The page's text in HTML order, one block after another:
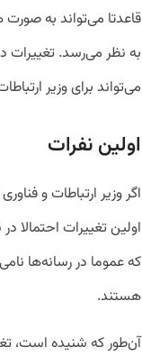
قاعدتا می‌تواند به
به نظر می‌رسد. تغییرات
می‌تواند برای وزیر ارتباطات و
اولین نفرات
اگر وزیر ارتباطات و
اولین تغییرات احتمالا
که عموما در رسانه‌ها نامی
هستند.
آن‌طور که شنیده است،